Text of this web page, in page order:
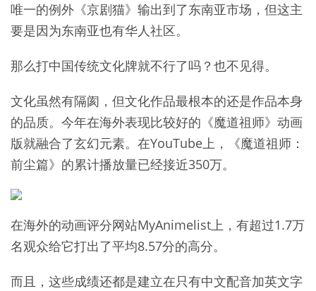
唯一的例外《京剧猫》输出到了东南亚市场，但这主
要是因为东南亚也有华人社区。
那么打中国传统文化牌就不行了吗？也不见得。
文化虽然有隔阂，但文化作品最根本的还是作品本身
的品质。今年在海外表现比较好的《魔道祖师》动画
版就融合了玄幻元素。在YouTube上，《魔道祖师：
前尘篇》的累计播放量已经接近350万。
在海外的动画评分网站MyAnimelist上，有超过1.7万
名观众给它打出了平均8.57分的高分。
而且，这些成绩还都是建立在只有中文配音加英文字